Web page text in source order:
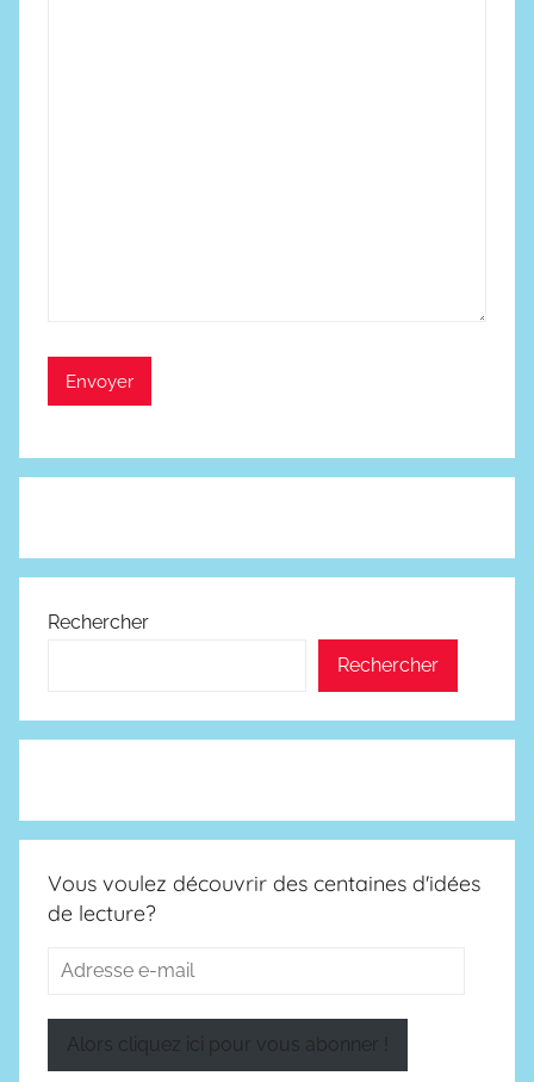
Rechercher
Rechercher
Vous voulez découvrir des centaines d'idées
de lecture?
Adresse
Alors cliquez ici pour vous abonner !